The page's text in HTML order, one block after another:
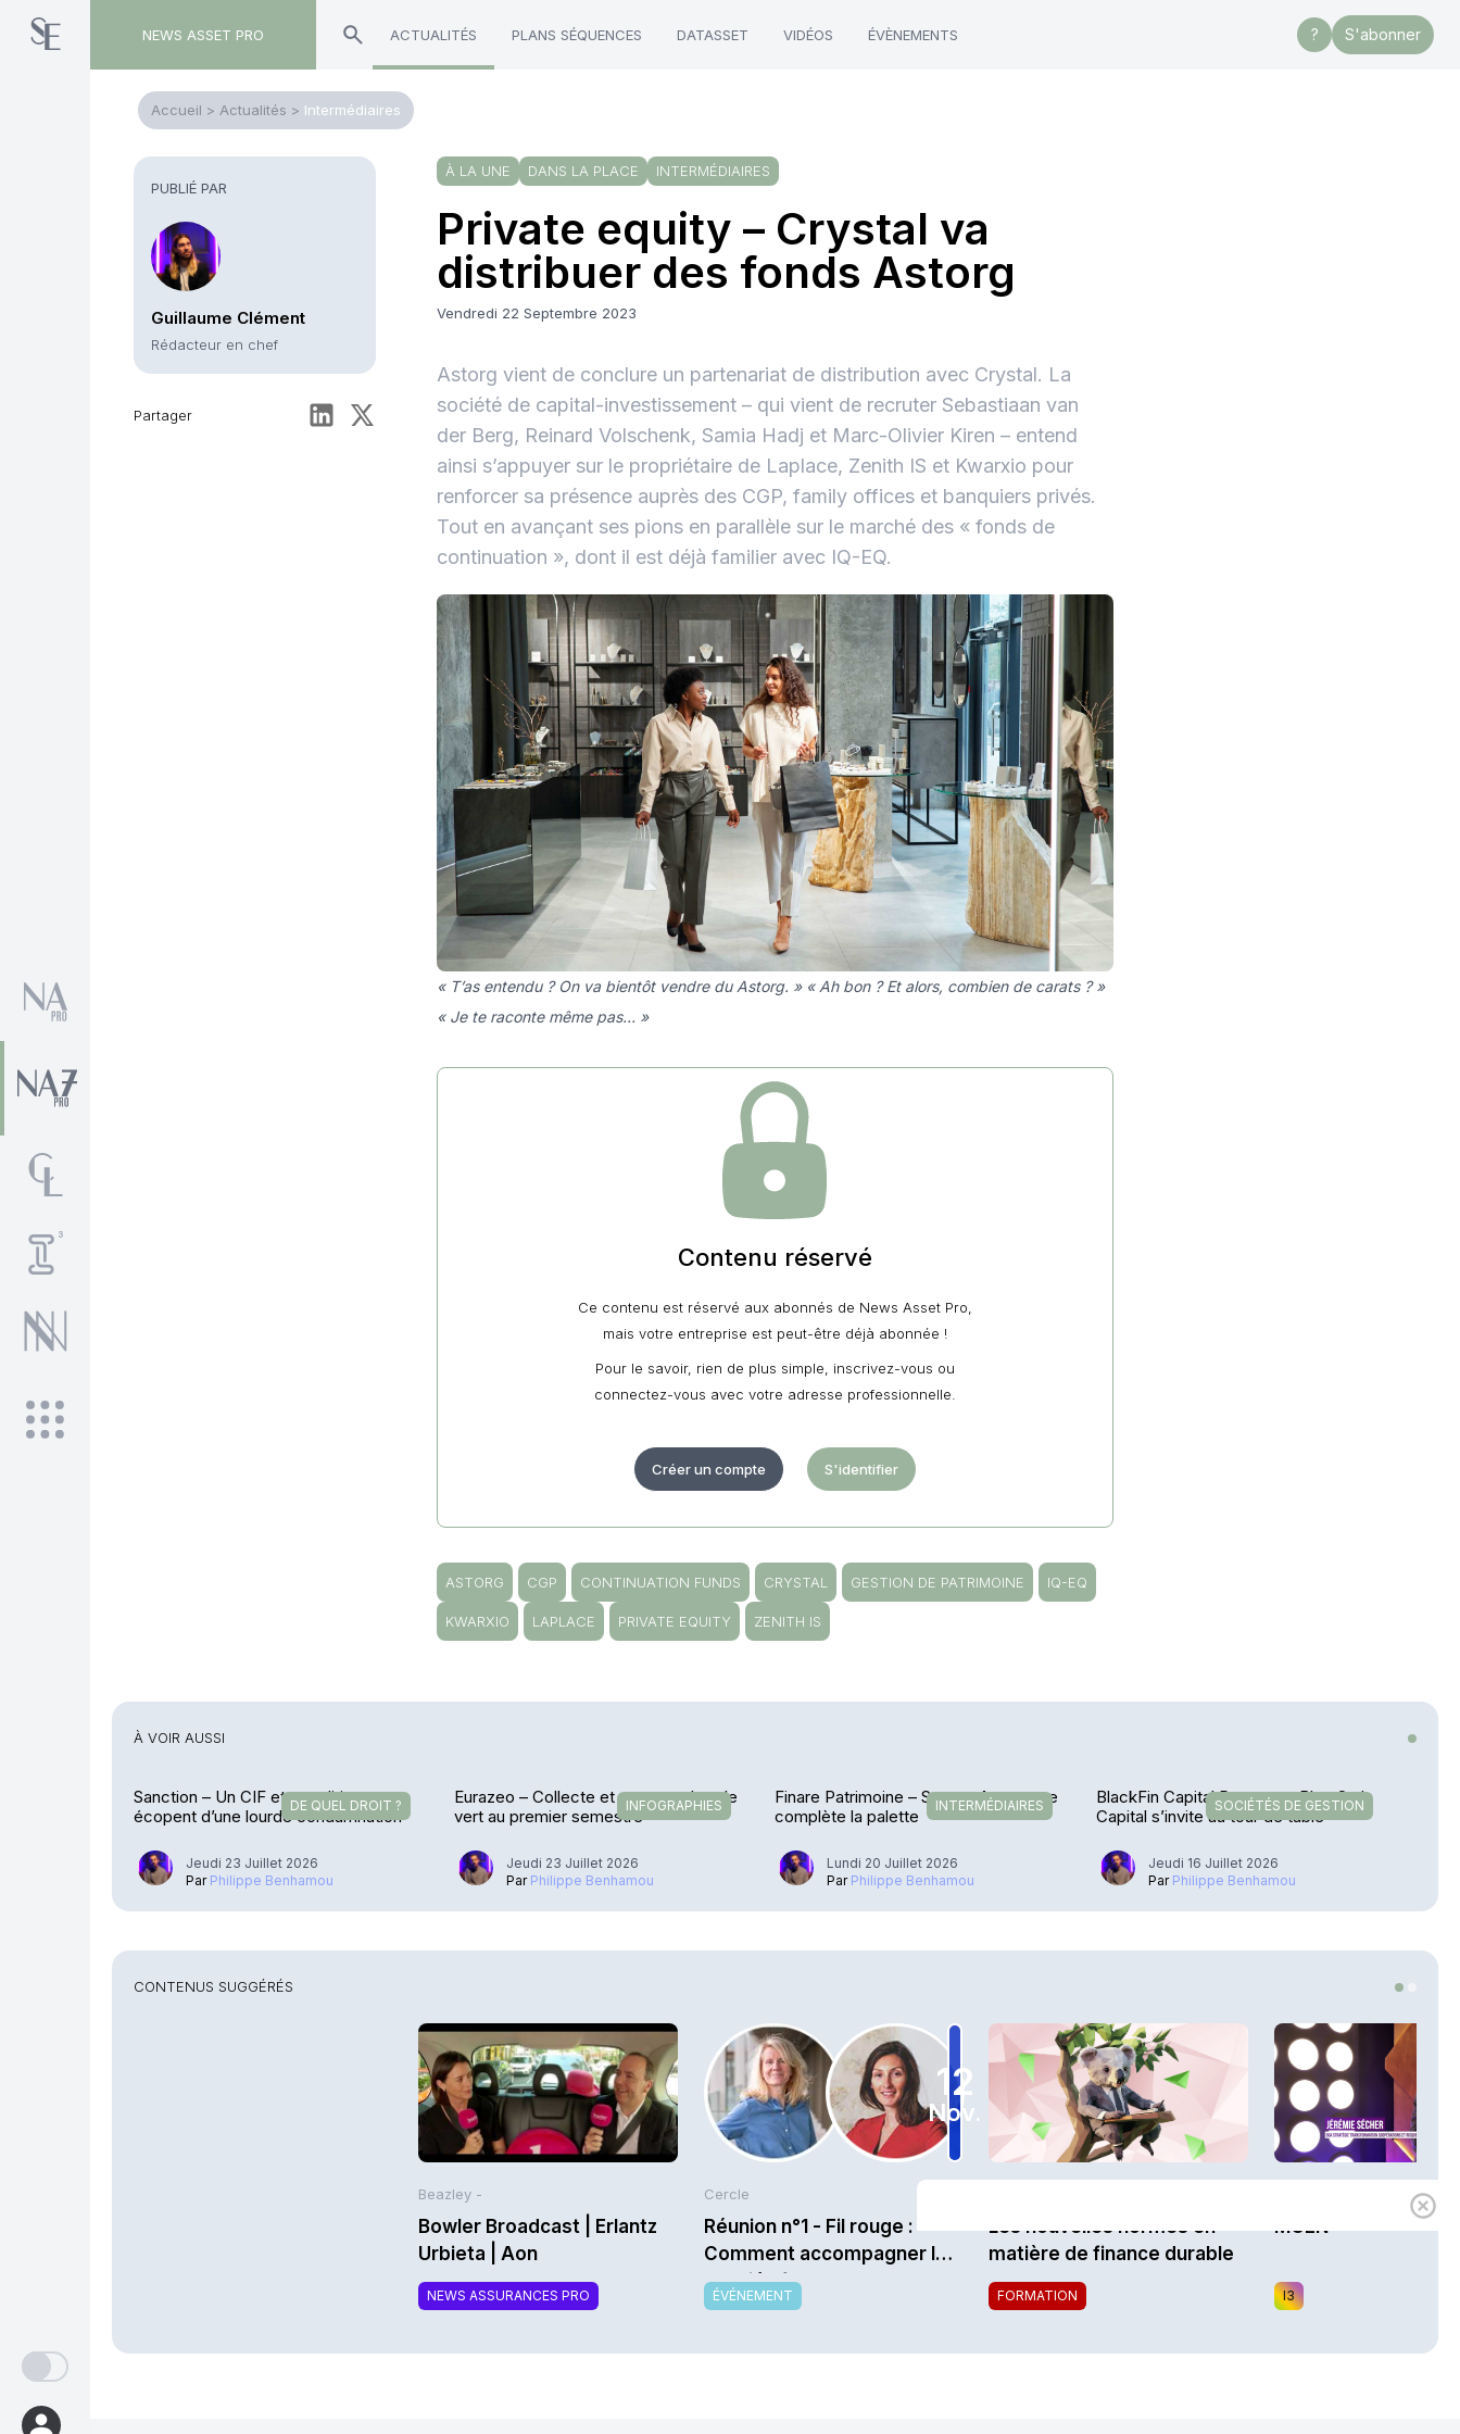
NEWS ASSET PRO ACTUALITÉS PLANS SÉQUENCES DATASSET VIDÉOS ÉVÈNEMENTS ? S'abonner
Accueil > Actualités > Intermédiaires
PUBLIÉ PAR
Guillaume Clément
Rédacteur en chef
Partager
À LA UNE DANS LA PLACE INTERMÉDIAIRES
Private equity – Crystal va
distribuer des fonds Astorg
Vendredi 22 Septembre 2023
Astorg vient de conclure un partenariat de distribution avec Crystal. La
société de capital-investissement – qui vient de recruter Sebastiaan van
der Berg, Reinard Volschenk, Samia Hadj et Marc-Olivier Kiren – entend
ainsi s’appuyer sur le propriétaire de Laplace, Zenith IS et Kwarxio pour
renforcer sa présence auprès des CGP, family offices et banquiers privés.
Tout en avançant ses pions en parallèle sur le marché des « fonds de
continuation », dont il est déjà familier avec IQ-EQ.
« T’as entendu ? On va bientôt vendre du Astorg. » « Ah bon ? Et alors, combien de carats ? »
« Je te raconte même pas… »
Contenu réservé
Ce contenu est réservé aux abonnés de News Asset Pro,
mais votre entreprise est peut-être déjà abonnée !
Pour le savoir, rien de plus simple, inscrivez-vous ou
connectez-vous avec votre adresse professionnelle.
Créer un compte S'identifier
ASTORG CGP CONTINUATION FUNDS CRYSTAL GESTION DE PATRIMOINE IQ-EQ
KWARXIO LAPLACE PRIVATE EQUITY ZENITH IS
À VOIR AUSSI
DE QUEL DROIT ?
Sanction – Un CIF et ses dirigeants
écopent d’une lourde condamnation
Jeudi 23 Juillet 2026
Par Philippe Benhamou
INFOGRAPHIES
Eurazeo – Collecte et encours dans le
vert au premier semestre
Jeudi 23 Juillet 2026
Par Philippe Benhamou
INTERMÉDIAIRES
Finare Patrimoine – Sateco Assurance
complète la palette
Lundi 20 Juillet 2026
Par Philippe Benhamou
SOCIÉTÉS DE GESTION
BlackFin Capital Partners – Blue Owl
Capital s’invite au tour de table
Jeudi 16 Juillet 2026
Par Philippe Benhamou
CONTENUS SUGGÉRÉS
Beazley -
Bowler Broadcast | Erlantz
Urbieta | Aon
NEWS ASSURANCES PRO
12
Nov.
Cercle
Réunion n°1 - Fil rouge :
Comment accompagner les
salariés face aux ruptures
technologiques, sociales,
ÉVÉNEMENT
Les nouvelles normes en
matière de finance durable
FORMATION
MGEN
I3